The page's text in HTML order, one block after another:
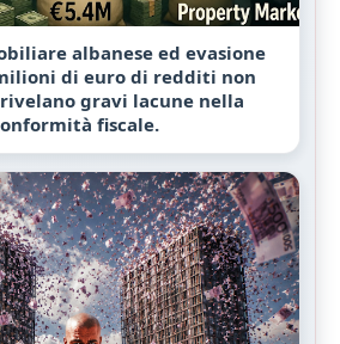
albanese ed evasione
di euro di redditi non
gravi lacune nella
fiscale.